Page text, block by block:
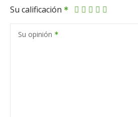
Su calificación
Su opinión